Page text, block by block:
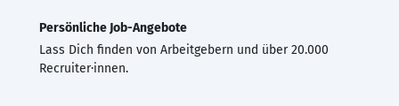
Persönliche Job-Angebote
Lass Dich finden von Arbeitgebern und über 20.000
Recruiter·innen.